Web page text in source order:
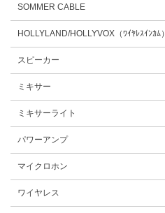
SOMMER CABLE
HOLLYLAND/HOLLYVOX（ﾜｲﾔﾚｽｲﾝｶﾑ）
スピーカー
ミキサー
ミキサーライト
パワーアンプ
マイクロホン
ワイヤレス